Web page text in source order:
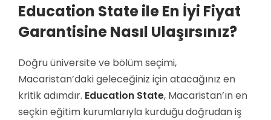
Education State ile En İyi Fiyat
Garantisine Nasıl Ulaşırsınız?
Doğru üniversite ve bölüm seçimi,
Macaristan’daki geleceğiniz için atacağınız en
kritik adımdır. Education State, Macaristan’ın en
seçkin eğitim kurumlarıyla kurduğu doğrudan iş